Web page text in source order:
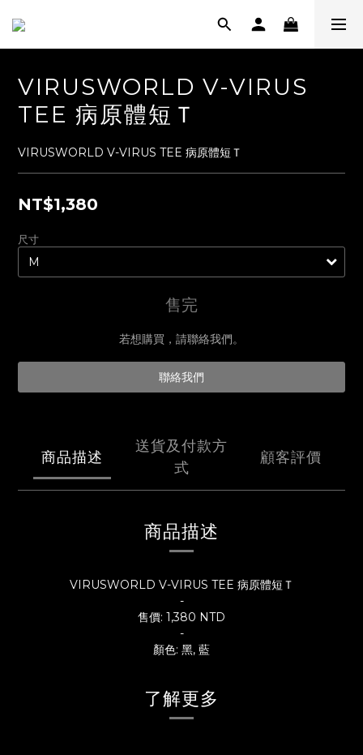
VIRUSWORLD V-VIRUS
TEE 病原體短Ｔ
VIRUSWORLD V-VIRUS TEE 病原體短Ｔ
NT$1,380
尺寸
售完
若想購買，請聯絡我們。
聯絡我們
商品描述
送貨及付款方
式
顧客評價
商品描述
VIRUSWORLD V-VIRUS TEE 病原體短Ｔ
-
售價: 1,380 NTD
-
顏色: 黑, 藍
了解更多